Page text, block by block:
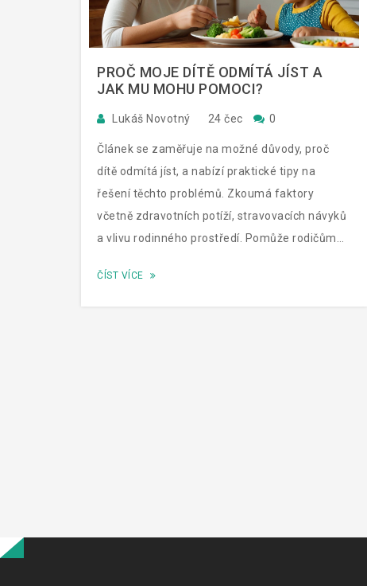
PROČ MOJE DÍTĚ ODMÍTÁ JÍST A
JAK MU MOHU POMOCI?
Lukáš Novotný 24 čec 0
Článek se zaměřuje na možné důvody, proč
dítě odmítá jíst, a nabízí praktické tipy na
řešení těchto problémů. Zkoumá faktory
včetně zdravotních potíží, stravovacích návyků
a vlivu rodinného prostředí. Pomůže rodičům
návyky u dětí a vytvořit pozitivní vztah k jídlu.
ČÍST VÍCE